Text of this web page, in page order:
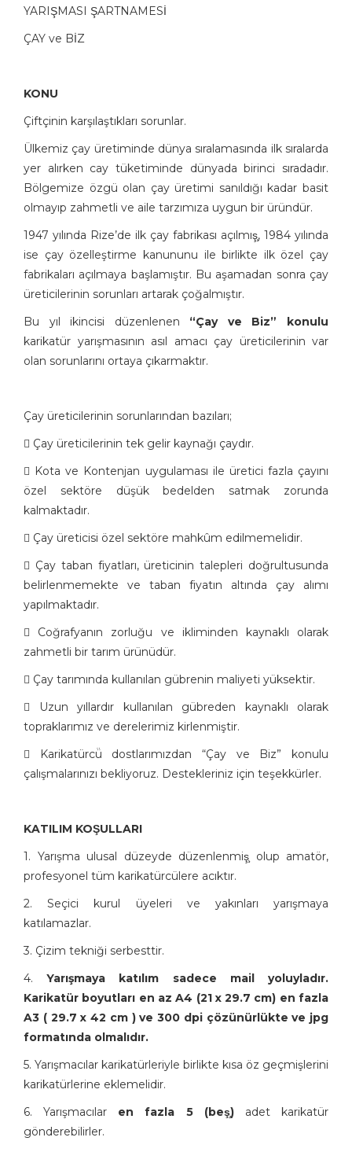
YARIŞMASI ŞARTNAMESİ
ÇAY ve BİZ
KONU
Çiftçinin karşılaştıkları sorunlar.
Ülkemiz çay üretiminde dünya sıralamasında ilk sıralarda
yer alırken cay tüketiminde dünyada birinci sıradadır.
Bölgemize özgü olan çay üretimi sanıldığı kadar basit
olmayıp zahmetli ve aile tarzımıza uygun bir üründür.
1947 yılında Rize’de ilk çay fabrikası açılmış̧, 1984 yılında
ise çay özelleştirme kanununu ile birlikte ilk özel çay
fabrikaları açılmaya başlamıştır. Bu aşamadan sonra çay
üreticilerinin sorunları artarak çoğalmıştır.
Bu yıl ikincisi düzenlenen “Çay ve Biz” konulu
karikatür yarışmasının asıl amacı çay üreticilerinin var
olan sorunlarını ortaya çıkarmaktır.
Çay üreticilerinin sorunlarından bazıları;
 Çay üreticilerinin tek gelir kaynağı çaydır.
 Kota ve Kontenjan uygulaması ile üretici fazla çayını
özel sektöre düşük bedelden satmak zorunda
kalmaktadır.
 Çay üreticisi özel sektöre mahkûm edilmemelidir.
 Çay taban fiyatları, üreticinin talepleri doğrultusunda
belirlenmemekte ve taban fiyatın altında çay alımı
yapılmaktadır.
 Coğrafyanın zorluğu ve ikliminden kaynaklı olarak
zahmetli bir tarım ürünüdür.
 Çay tarımında kullanılan gübrenin maliyeti yüksektir.
 Uzun yıllardır kullanılan gübreden kaynaklı olarak
topraklarımız ve derelerimiz kirlenmiştir.
 Karikatürcü̈ dostlarımızdan “Çay ve Biz” konulu
çalışmalarınızı bekliyoruz. Destekleriniz için teşekkürler.
KATILIM KOŞULLARI
1. Yarışma ulusal düzeyde düzenlenmiş̧ olup amatör,
profesyonel tüm karikatürcülere acıktır.
2. Seçici kurul üyeleri ve yakınları yarışmaya
katılamazlar.
3. Çizim tekniği serbesttir.
4.Yarışmaya katılım sadece mail yoluyladır.
Karikatür boyutları en az A4 (21 x 29.7 cm) en fazla
A3 ( 29.7 x 42 cm ) ve 300 dpi çözünürlükte ve jpg
formatında olmalıdır.
5. Yarışmacılar karikatürleriyle birlikte kısa öz geçmişlerini
karikatürlerine eklemelidir.
6. Yarışmacılar en fazla 5 (beş̧)adet karikatür
gönderebilirler.